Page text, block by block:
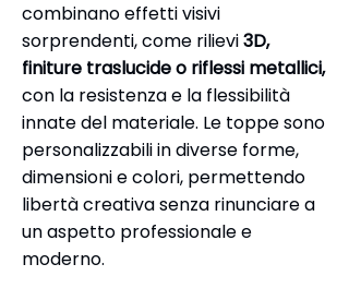
combinano effetti visivi
sorprendenti, come rilievi3D,
finiture traslucide o riflessi metallici,
con la resistenza e la flessibilità
innate del materiale. Le toppe sono
personalizzabili in diverse forme,
dimensioni e colori, permettendo
libertà creativa senza rinunciare a
un aspetto professionale e
moderno.